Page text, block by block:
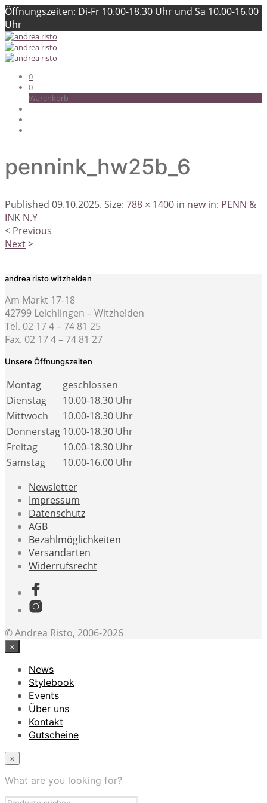
Öffnungszeiten: Di-Fr 10.00-18.30 Uhr und Sa 10.00-16.00
Uhr
0
0
Warenkorb
pennink_hw25b_6
Published 09.10.2025. Size: 788 × 1400 in new in: PENN &
INK N.Y
< Previous
Next>
andrea risto witzhelden
Am Markt 17-18
42799 Leichlingen – Witzhelden
Tel. 02 17 4 – 74 81 25
Fax. 02 17 4 – 74 81 27
Unsere Öffnungszeiten
Montag
geschlossen
Dienstag
10.00-18.30 Uhr
Mittwoch
10.00-18.30 Uhr
Donnerstag 10.00-18.30 Uhr
Freitag
10.00-18.30 Uhr
Samstag
10.00-16.00 Uhr
Newsletter
Impressum
Datenschutz
AGB
Bezahlmöglichkeiten
Versandarten
Widerrufsrecht
© Andrea Risto, 2006-2026
×
News
Stylebook
Events
Über uns
Kontakt
Gutscheine
×
What are you looking for?